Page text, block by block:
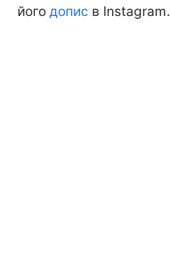
його допис в Instagram.